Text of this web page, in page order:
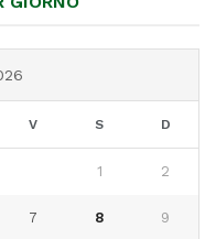
V S D
1 2
7 8 9